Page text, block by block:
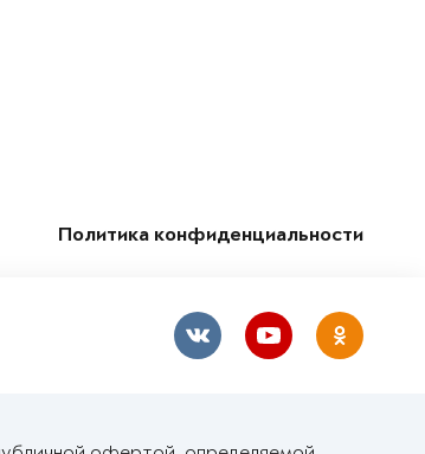
Политика конфиденциальности